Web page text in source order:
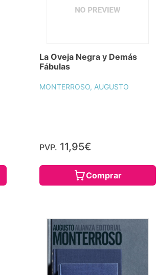
La Oveja Negra y Demás
Fábulas
MONTERROSO, AUGUSTO
PVP. 11,95€
Comprar